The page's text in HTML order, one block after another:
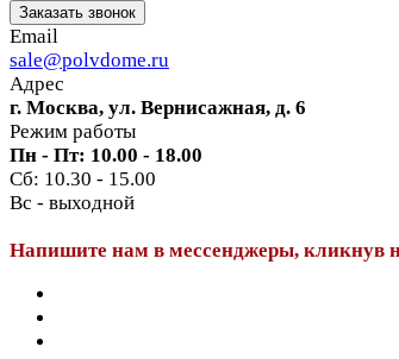
Заказать звонок
Email
sale@polvdome.ru
Адрес
г. Москва, ул. Вернисажная, д. 6
Режим работы
Пн - Пт: 10.00 - 18.00
Сб: 10.30 - 15.00
Вс - выходной
Напишите нам в мессенджеры, кликнув